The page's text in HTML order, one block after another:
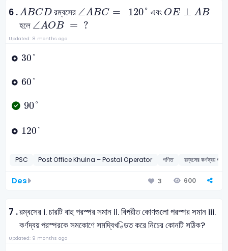
6 . A BC D
A BCD রম্বসের ∠A BC = 120°
∠ A BC= 120° এবং O E ⊥ A B
OE⊥ A B
হলে ∠AO B = ?
∠ AOB= ?
Updated: 8 months ago
30°
30°
60°
60°
90°
90°
120°
120°
PSC Post Office Khulna – Postal Operator গণিত রম্বসের কর্ণদ্বয়
Des 3 600
7 .রম্বসের i. চারটি বাহু পরস্পর সমান ii. বিপরীত কোণগুলো পরস্পর সমান iii.
কর্ণদ্বয় পরস্পরকে সমকোণে সমদ্বিখণ্ডিত করেনিচের কোনটি সঠিক?
Updated: 9 months ago